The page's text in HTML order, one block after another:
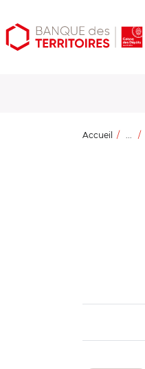
Aller
au
Aller
au
Ouvrir
les
Accueil ...